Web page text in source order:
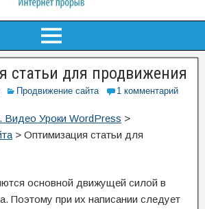
статьи для продвижения
Продвижение сайта 1 комментарий
Видео Уроки WordPress >
> Оптимизация статьи для
основной движущей силой в
Поэтому при их написании следует